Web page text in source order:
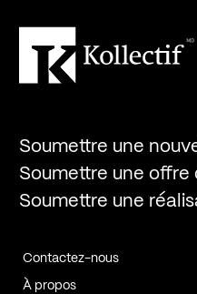
Soumettre une
Soumettre une offre
Soumettre une
Contactez-nous
À propos